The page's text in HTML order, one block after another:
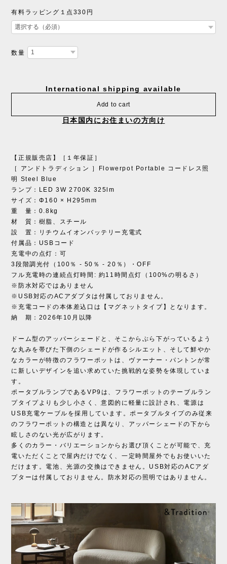
有料ラッピング１点330円
数量
International shipping available
Add to cart
日本国内にお住まいの方向け
【正規販売店】［１年保証］
［ アンドトラディション ］Flowerpot Portable コードレス照
明 Steel Blue
ランプ：LED 3W 2700K 325lm
サイズ：Φ160 × H295mm
重 量：0.8kg
材 質：樹脂、スチール
設 置：リチウムイオンバッテリー充電式
付属品：USBコード
充電中の点灯：可
3段階調光付（100％ - 50％ - 20％）・OFF
フル充電時の連続点灯時間: 約11時間点灯（100%の明るさ）
※防水対応ではありません
※USB対応のACアダプタは付属しておりません。
※充電コードの本体差込口は【マグネットタイプ】となります。
納 期：2026年10月以降
ドーム型のアッパーシェードと、そこからぶら下がっているよう
な丸みを帯びた下側のシェードが作るシルエット、そして鮮やか
なカラーが特徴のフラワーポットは、ヴァーナー・パントンが常
に新しいデザインを追い求めていた挑戦的な姿勢を体現していま
す。
ポータブルランプであるVP9は、フラワーポットのテーブルラン
プタイプよりも少し小さく、意図的に軽量に設計され、電源は
USB充電ケーブルを採用しています。ポータブルタイプのみ従来
のフラワーポットの構造とは異なり、アッパーシェードの下から
眩しさのない光が広がります。
多くのカラー・バリエーションからお選び頂くことが可能で、充
電いただくことで屋内だけでなく、一定時間屋外でもお使いいた
だけます。電池、光源の交換はできません。USB対応のACアダ
プターは付属しておりません。防水対応の照明ではありません。